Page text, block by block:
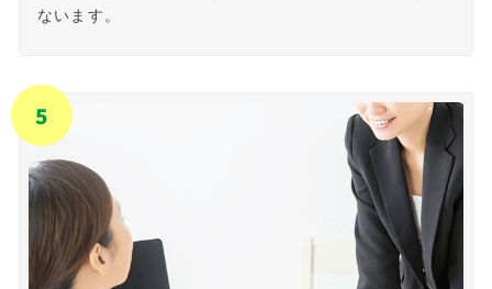
ないます。
5